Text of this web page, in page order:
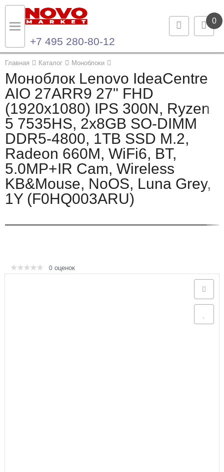
0
+7 495 280-80-12
Главная Каталог Моноблоки
Моноблок Lenovo IdeaCentre
AIO 27ARR9 27" FHD
(1920x1080) IPS 300N, Ryzen
5 7535HS, 2x8GB SO-DIMM
DDR5-4800, 1TB SSD M.2,
Radeon 660M, WiFi6, BT,
5.0MP+IR Cam, Wireless
KB&Mouse, NoOS, Luna Grey,
1Y (F0HQ003ARU)
0 оценок
Назад
Каталог продукции
Ноутбуки и ультрабуки
Компьютеры
Моноблоки
Серверы и СХД
Опции и комплектующие
Мониторы
Назад
Контакты
Контактная информация